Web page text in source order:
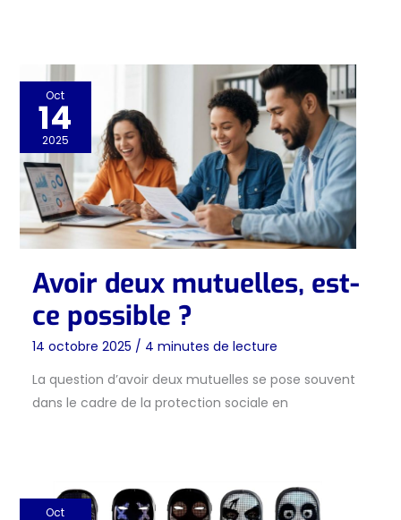
Oct
14
2025
Avoir deux mutuelles, est-
ce possible ?
14 octobre 2025 / 4 minutes de lecture
La question d’avoir deux mutuelles se pose souvent
dans le cadre de la protection sociale en
Oct